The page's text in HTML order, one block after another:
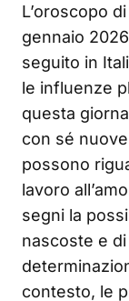
L’oroscopo
gennaio
seguito in
le influenze
questa
con sé
possono
lavoro
segni la
nascoste e
contesto, le